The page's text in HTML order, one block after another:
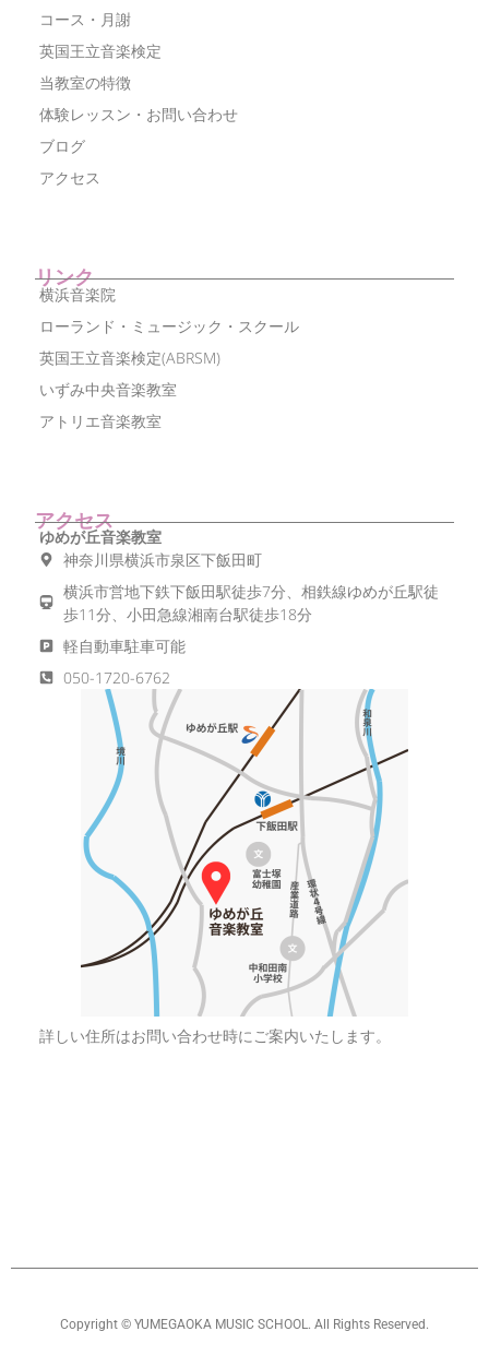
コース・月謝
英国王立音楽検定
当教室の特徴
体験レッスン・お問い合わせ
ブログ
アクセス
リンク
横浜音楽院
ローランド・ミュージック・スクール
英国王立音楽検定(ABRSM)
いずみ中央音楽教室
アトリエ音楽教室
アクセス
ゆめが丘音楽教室
神奈川県横浜市泉区下飯田町
横浜市営地下鉄下飯田駅徒歩7分、相鉄線ゆめが丘駅徒
歩11分、小田急線湘南台駅徒歩18分
軽自動車駐車可能
050-1720-6762
詳しい住所はお問い合わせ時にご案内いたします。
Copyright © YUMEGAOKA MUSIC SCHOOL. All Rights Reserved.